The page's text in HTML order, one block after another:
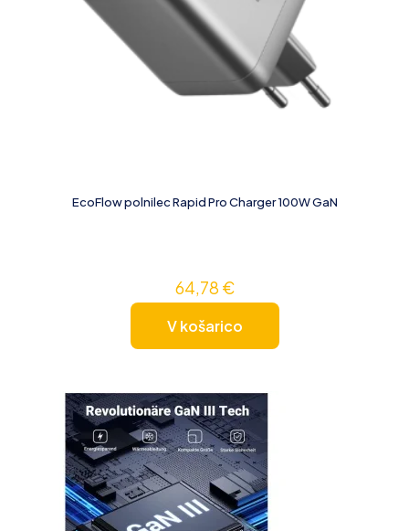
EcoFlow polnilec Rapid Pro Charger 100W GaN
64,78 €
V košarico